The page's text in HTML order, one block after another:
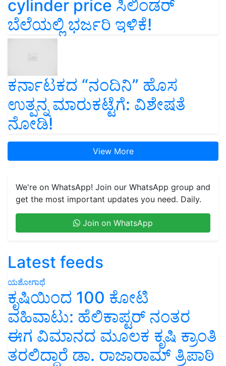
cylinder price ಸಿಲಿಂಡರ್‌
ಬೆಲೆಯಲ್ಲಿ ಭರ್ಜರಿ ಇಳಿಕೆ!
ಕರ್ನಾಟಕದ “ನಂದಿನಿ” ಹೊಸ
ಉತ್ಪನ್ನ ಮಾರುಕಟ್ಟೆಗೆ: ವಿಶೇಷತೆ
ನೋಡಿ!
View More
We're on WhatsApp! Join our WhatsApp group and
get the most important updates you need. Daily.
Join on WhatsApp
Latest feeds
ಯಶೋಗಾಥೆ
ಕೃಷಿಯಿಂದ 100 ಕೋಟಿ
ವಹಿವಾಟು: ಹೆಲಿಕಾಪ್ಟರ್ ನಂತರ
ಈಗ ವಿಮಾನದ ಮೂಲಕ ಕೃಷಿ ಕ್ರಾಂತಿ
ತರಲಿದ್ದಾರೆ ಡಾ. ರಾಜಾರಾಮ್ ತ್ರಿಪಾಠಿ